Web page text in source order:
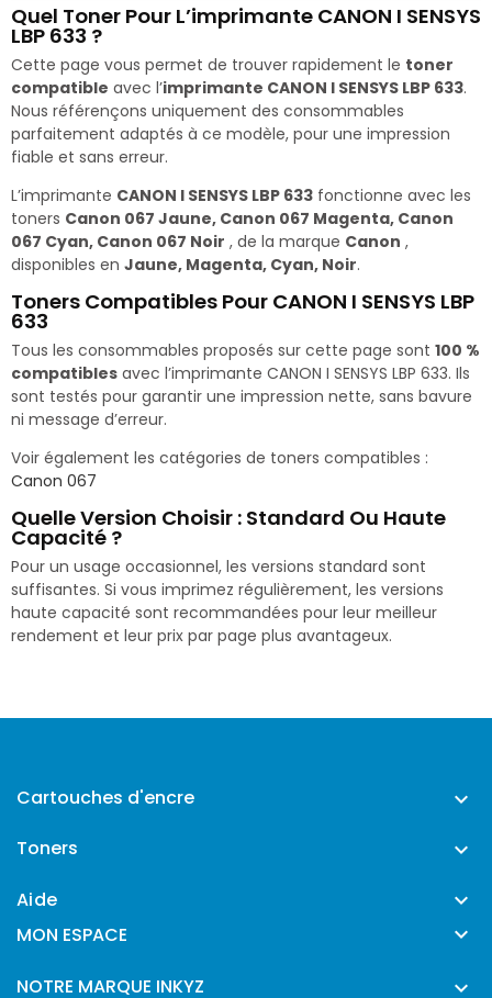
Quel Toner Pour L’imprimante CANON I SENSYS
LBP 633 ?
Cette page vous permet de trouver rapidement le toner
compatible avec l’imprimante CANON I SENSYS LBP 633.
Nous référençons uniquement des consommables
parfaitement adaptés à ce modèle, pour une impression
fiable et sans erreur.
L’imprimante CANON I SENSYS LBP 633 fonctionne avec les
toners Canon 067 Jaune, Canon 067 Magenta, Canon
067 Cyan, Canon 067 Noir , de la marque Canon ,
disponibles en Jaune, Magenta, Cyan, Noir.
Toners Compatibles Pour CANON I SENSYS LBP
633
Tous les consommables proposés sur cette page sont 100 %
compatibles avec l’imprimante CANON I SENSYS LBP 633. Ils
sont testés pour garantir une impression nette, sans bavure
ni message d’erreur.
Voir également les catégories de toners compatibles :
Canon 067
Quelle Version Choisir : Standard Ou Haute
Capacité ?
Pour un usage occasionnel, les versions standard sont
suffisantes. Si vous imprimez régulièrement, les versions
haute capacité sont recommandées pour leur meilleur
rendement et leur prix par page plus avantageux.
Cartouches d'encre 
Toners 
Aide 
MON ESPACE 
NOTRE MARQUE INKYZ 